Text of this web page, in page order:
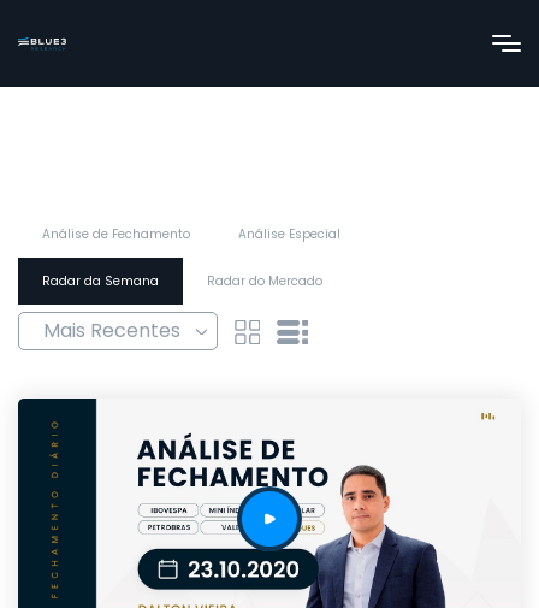
Análise de Fechamento Análise Especial
Radar da Semana Radar do Mercado